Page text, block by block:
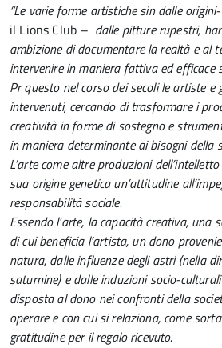
“Le varie forme artistiche sin dalle
il Lions Club – dalle pitture rupestri,
ambizione di documentare la realtà e al
intervenire in maniera fattiva ed efficace
Pr questo nel corso dei secoli le artiste e
intervenuti, cercando di trasformare i
creatività in forme di sostegno e
in maniera determinante ai bisogni della
L’arte come altre produzioni
sua origine genetica un’attitudine
responsabilità sociale.
Essendo l’arte, la capacità creativa, una
di cui beneficia l’artista, un dono
natura, dalle influenze degli astri (nella
saturnine) e dalle induzioni socio-
disposta al dono nei confronti della
operare e con cui si relaziona, come
gratitudine per il regalo ricevuto.